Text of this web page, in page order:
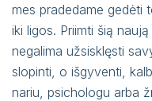
mes pradedame gedėti
iki ligos. Priimti šią
negalima užsisklęsti
slopinti, o išgyventi,
nariu, psichologu arba